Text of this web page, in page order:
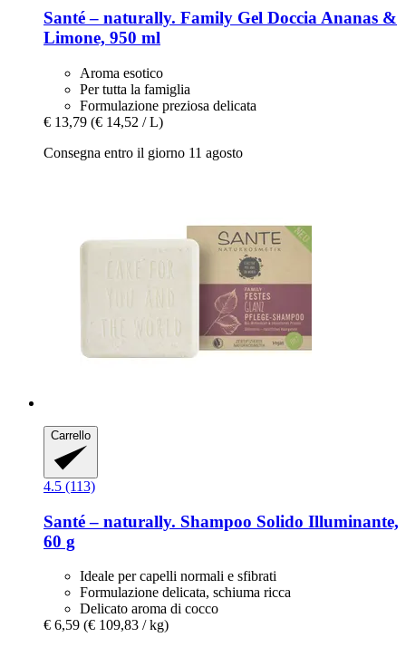
Santé – naturally. Family Gel Doccia Ananas &
Limone, 950 ml
Aroma esotico
Per tutta la famiglia
Formulazione preziosa delicata
€ 13,79 (€ 14,52 / L)
Consegna entro il giorno 11 agosto
Carrello
4.5 (113)
Santé – naturally. Shampoo Solido Illuminante,
60 g
Ideale per capelli normali e sfibrati
Formulazione delicata, schiuma ricca
Delicato aroma di cocco
€ 6,59 (€ 109,83 / kg)